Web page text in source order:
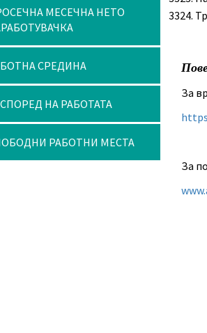
МЕСЕЧНА НЕТО
СРЕДИНА
НА РАБОТАТА
РАБОТНИ МЕСТА
За
За